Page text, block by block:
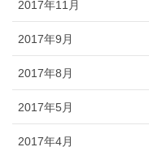
2017年11月
2017年9月
2017年8月
2017年5月
2017年4月